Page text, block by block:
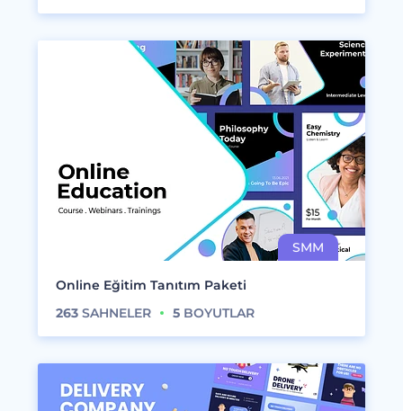
Online Eğitim Tanıtım Paketi
263 SAHNELER 5 BOYUTLAR